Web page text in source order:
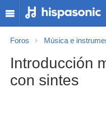
Foros Música e
Introducción
con sintes